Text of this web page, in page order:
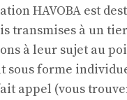
HAVOBA est
transmises à un
à leur sujet au
sous forme
appel (vous